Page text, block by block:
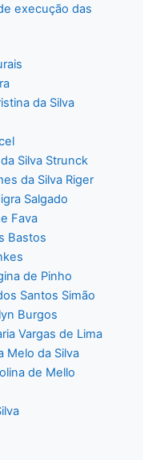
execução das
da Silva
Silva Strunck
da Silva Riger
Salgado
Fava
Bastos
de Pinho
Santos Simão
Burgos
Vargas de Lima
Melo da Silva
de Mello